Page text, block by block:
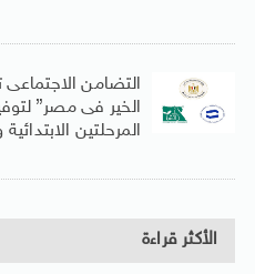
التضامن
الخير فى مصر”
المرحلتين الابتدائية
الأكثر قراءة